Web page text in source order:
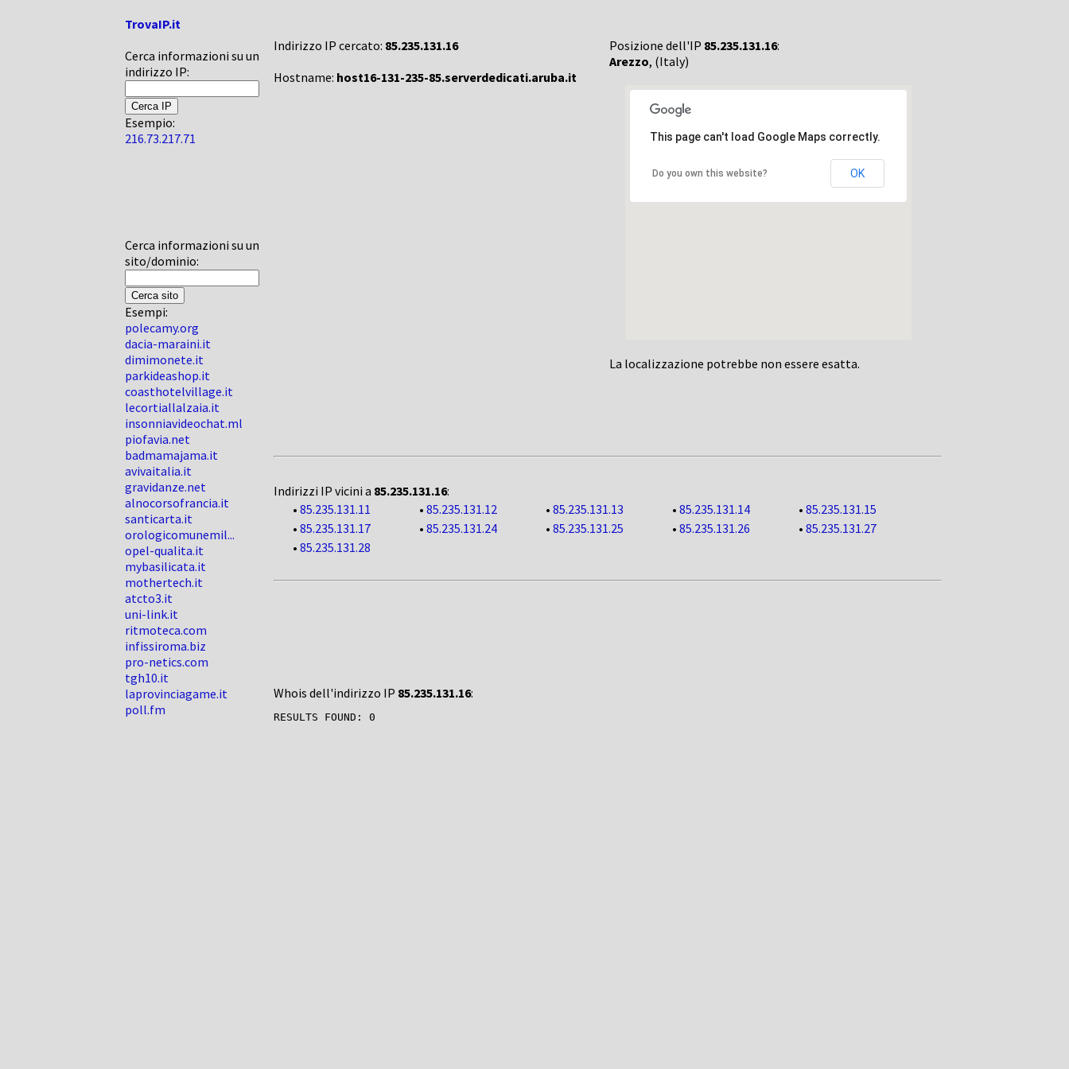
TrovaIP.it
Cerca informazioni su un
indirizzo IP:
Esempio:
216.73.217.71
Cerca informazioni su un
sito/dominio:
Esempi:
polecamy.org
dacia-maraini.it
dimimonete.it
parkideashop.it
coasthotelvillage.it
lecortiallalzaia.it
insonniavideochat.ml
piofavia.net
badmamajama.it
avivaitalia.it
gravidanze.net
alnocorsofrancia.it
santicarta.it
orologicomunemil...
opel-qualita.it
mybasilicata.it
mothertech.it
atcto3.it
uni-link.it
ritmoteca.com
infissiroma.biz
pro-netics.com
tgh10.it
laprovinciagame.it
poll.fm
Indirizzo IP cercato: 85.235.131.16
Hostname: host16-131-235-85.serverdedicati.aruba.it
Posizione dell'IP 85.235.131.16:
Arezzo, (Italy)
This page can't load Google Maps correctly.
Do you own this website? OK
La localizzazione potrebbe non essere esatta.
Indirizzi IP vicini a 85.235.131.16:
• 85.235.131.11 • 85.235.131.12 • 85.235.131.13 • 85.235.131.14 • 85.235.131.15
• 85.235.131.17 • 85.235.131.24 • 85.235.131.25 • 85.235.131.26 • 85.235.131.27
• 85.235.131.28
Whois dell'indirizzo IP 85.235.131.16: